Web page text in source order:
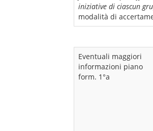
iniziative di ciascun
modalità di
Eventuali maggiori
informazioni piano
form. 1°a